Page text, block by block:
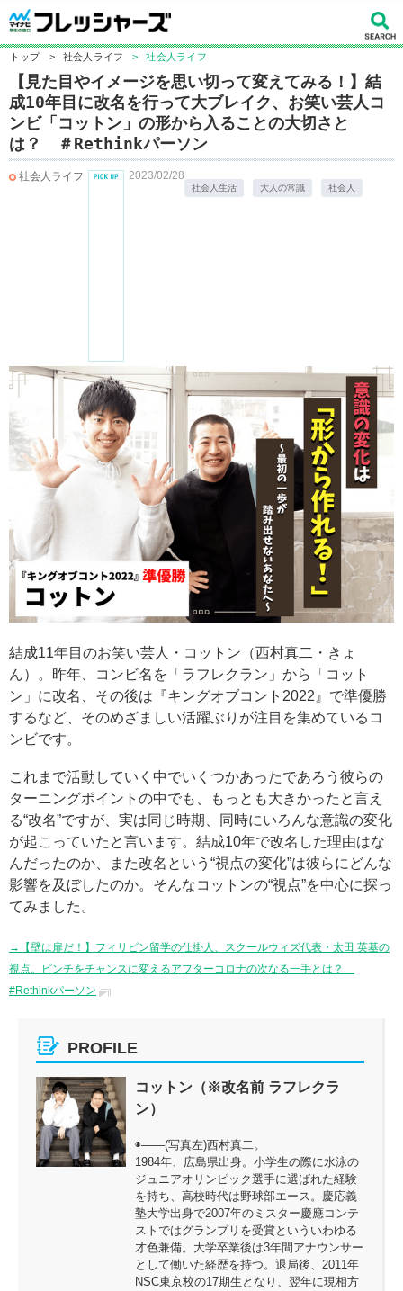
トップ > 社会人ライフ > 社会人ライフ
【見た目やイメージを思い切って変えてみる！】結
成10年目に改名を行って大ブレイク、お笑い芸人コ
ンビ「コットン」の形から入ることの大切さと
は？ ＃Rethinkパーソン
社会人ライフ 2023/02/28
社会人生活 大人の常識 社会人
結成11年目のお笑い芸人・コットン（西村真二・きょ
ん）。昨年、コンビ名を「ラフレクラン」から「コット
ン」に改名、その後は『キングオブコント2022』で準優勝
するなど、そのめざましい活躍ぶりが注目を集めているコ
ンビです。
これまで活動していく中でいくつかあったであろう彼らの
ターニングポイントの中でも、もっとも大きかったと言え
る“改名”ですが、実は同じ時期、同時にいろんな意識の変化
が起こっていたと言います。結成10年で改名した理由はな
んだったのか、また改名という“視点の変化”は彼らにどんな
影響を及ぼしたのか。そんなコットンの“視点”を中心に探っ
てみました。
→【壁は扉だ！】フィリピン留学の仕掛人、スクールウィズ代表・太田 英基の
視点。ピンチをチャンスに変えるアフターコロナの次なる一手とは？
#Rethinkパーソン
PROFILE
コットン（※改名前 ラフレクラ
ン）
◉――(写真左)西村真二。
1984年、広島県出身。小学生の際に水泳の
ジュニアオリンピック選手に選ばれた経験
を持ち、高校時代は野球部エース。慶応義
塾大学出身で2007年のミスター慶應コンテ
ストではグランプリを受賞といういわゆる
才色兼備。大学卒業後は3年間アナウンサー
として働いた経歴を持つ。退局後、2011年
NSC東京校の17期生となり、翌年に現相方